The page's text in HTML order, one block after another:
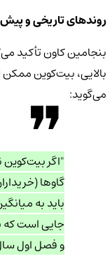
روندهای تاریخی و
بنجامین کاون تأکید
بالایی، بیت‌کوین
می‌گوید:
"اگر بیت‌کوین
گاوها
و فصل اول سال ۲۰۱۶ سقوط